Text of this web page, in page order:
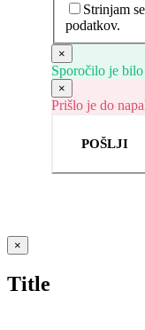
Strinjam
podatkov.
×
Sporočilo je bilo
×
Prišlo je do
POŠLJI
Close
product
view
×
Title